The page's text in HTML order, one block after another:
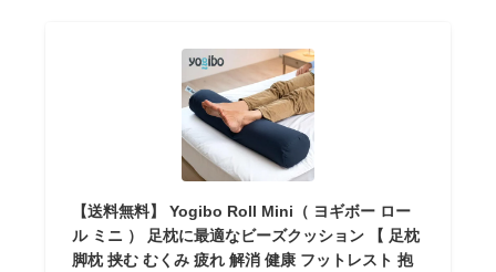
【送料無料】 Yogibo Roll Mini（ ヨギボー ロー
ル ミニ ） 足枕に最適なビーズクッション 【 足枕
脚枕 挟む むくみ 疲れ 解消 健康 フットレスト 抱